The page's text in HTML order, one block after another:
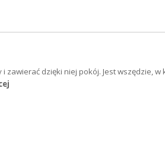
zawierać dzięki niej pokój. Jest wszędzie, w